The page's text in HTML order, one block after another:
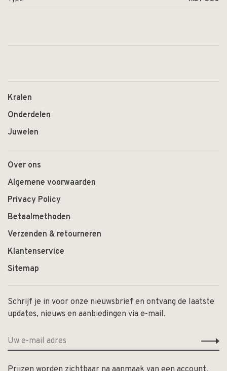
Kralen
Onderdelen
Juwelen
Over ons
Algemene voorwaarden
Privacy Policy
Betaalmethoden
Verzenden & retourneren
Klantenservice
Sitemap
Schrijf je in voor onze nieuwsbrief en ontvang de laatste
updates, nieuws en aanbiedingen via e-mail.